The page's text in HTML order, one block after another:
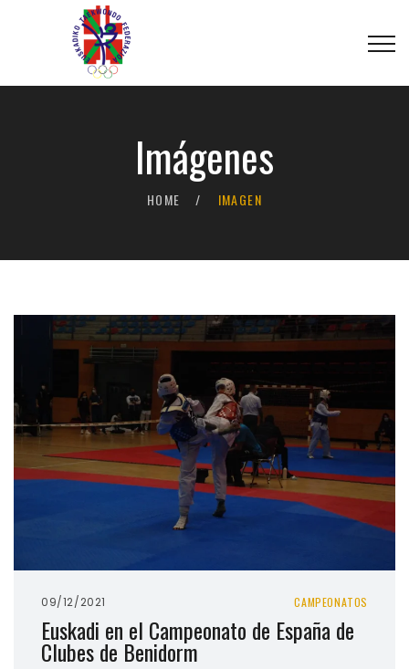
Imágenes
HOME IMAGEN
09/12/2021 CAMPEONATOS
Euskadi en el Campeonato de España de
Clubes de Benidorm